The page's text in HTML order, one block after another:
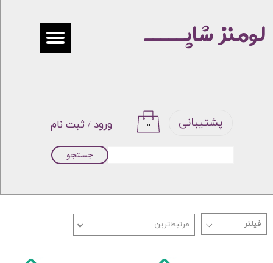
ورود / ثبت نام
حساب کاربری من
خروج از حساب کاربری
۰ پشتیبانی
جستجو
لومنز شاپـــــ
مرتبط‌ترین